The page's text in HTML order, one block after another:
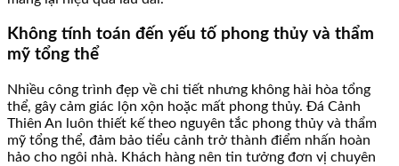
Không tính toán đến yếu tố phong thủy và thẩm
mỹ tổng thể
Nhiều công trình đẹp về chi tiết nhưng không hài hòa tổng
thể, gây cảm giác lộn xộn hoặc mất phong thủy. Đá Cảnh
Thiên An luôn thiết kế theo nguyên tắc phong thủy và thẩm
mỹ tổng thể, đảm bảo tiểu cảnh trở thành điểm nhấn hoàn
hảo cho ngôi nhà. Khách hàng nên tin tưởng đơn vị chuyên